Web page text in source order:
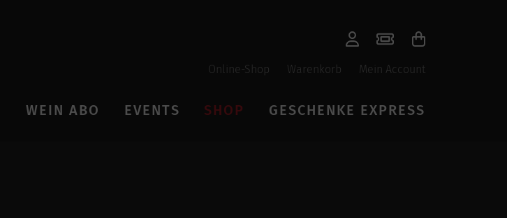
Online-Shop Warenkorb Mein Account
WEIN ABO EVENTS SHOP GESCHENKE EXPRESS